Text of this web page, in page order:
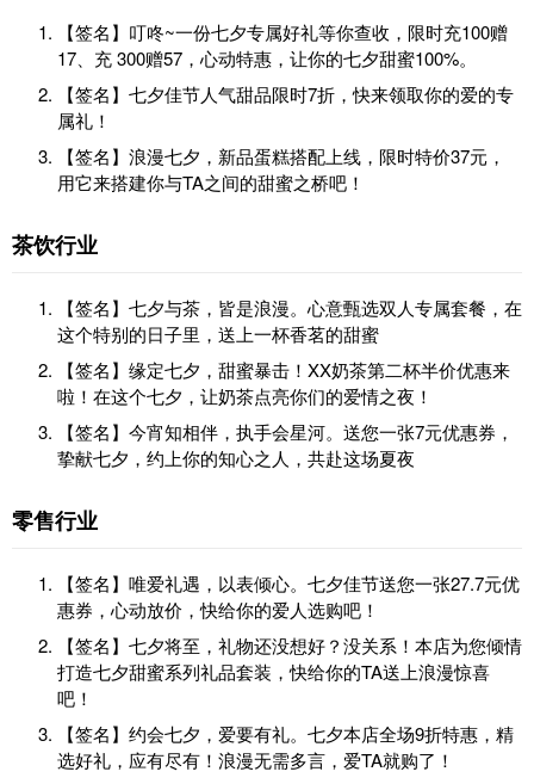
【签名】叮咚~一份七夕专属好礼等你查收，限时充100赠
17、充 300赠57 ，心动特惠，让你的七夕甜蜜100%。
【签名】七夕佳节人气甜品限时7折，快来领取你的爱的专
属礼！
【签名】浪漫七夕，新品蛋糕搭配上线，限时特价37元，
用它来搭建你与TA之间的甜蜜之桥吧！
茶饮行业
【签名】七夕与茶，皆是浪漫。心意甄选双人专属套餐，在
这个特别的日子里，送上一杯香茗的甜蜜
【签名】缘定七夕，甜蜜暴击！XX奶茶第二杯半价优惠来
啦！在这个七夕，让奶茶点亮你们的爱情之夜！
【签名】今宵知相伴，执手会星河。送您一张7元优惠券，
挚献七夕，约上你的知心之人，共赴这场夏夜
零售行业
【签名】唯爱礼遇，以表倾心。七夕佳节送您一张27.7元优
惠券，心动放价，快给你的爱人选购吧！
【签名】七夕将至，礼物还没想好？没关系！本店为您倾情
打造七夕甜蜜系列礼品套装，快给你的TA送上浪漫惊喜
吧！
【签名】约会七夕，爱要有礼。七夕本店全场9折特惠，精
选好礼，应有尽有！浪漫无需多言，爱TA就购了！